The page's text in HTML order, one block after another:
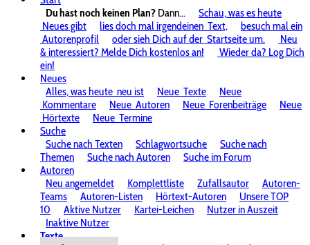
Du hast noch keinen Plan? Dann...
Schau, was es heute
Neues gibt
lies doch mal irgendeinen Text,
besuch mal ein
Autorenprofil
oder sieh Dich auf der Startseite um.
Neu
& interessiert? Melde Dich kostenlos an!
Wieder da? Log Dich
ein!
Neues
Alles, was heute neu ist Neue Texte
Neue
Kommentare
Neue Autoren Neue Forenbeiträge
Neue
Hörtexte
Neue Termine
Suche
Suche nach Texten
Schlagwortsuche
Suche nach
Themen
Suche nach Autoren
Suche im Forum
Autoren
Neu angemeldet
Komplettliste Zufallsautor
Autoren-
Teams
Autoren-Listen Hörtext-Autoren
Unsere TOP
10
Aktive Nutzer Kartei-Leichen
Nutzer in Auszeit
Inaktive Nutzer
Texte